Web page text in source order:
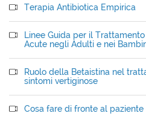
Terapia Antibiotica Empirica
Linee Guida per il
Acute negli Adulti e nei
Ruolo della Betaistina nel
sintomi vertiginose
Cosa fare di fronte al